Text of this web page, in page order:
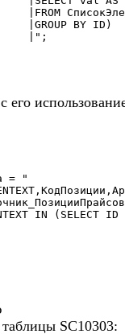
его
SC10303: